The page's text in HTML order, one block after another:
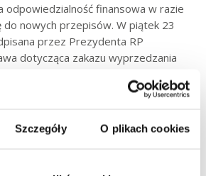
Szczegóły O plikach cookies
odpowiedzialność finansowa w razie
nowych przepisów. W piątek 23
przez Prezydenta RP
dotycząca zakazu wyprzedzania